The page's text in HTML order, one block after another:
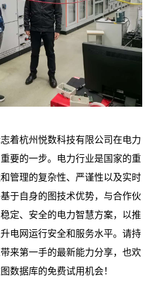
着杭州悦数科技有限公司在电力
要的一步。电力行业是国家的重
管理的复杂性、严谨性以及实时
于自身的图技术优势，与合作伙
定、安全的电力智慧方案，以推
电网运行安全和服务水平。请持
来第一手的最新能力分享，也欢
数据库的免费试用机会！